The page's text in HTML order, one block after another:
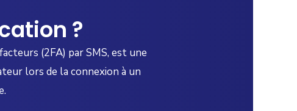
?
(2FA) par SMS, est une
lors de la connexion à un